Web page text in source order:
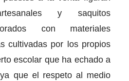
y saquitos
con materiales
cultivadas por los propios
escolar que ha echado a
que el respeto al medio